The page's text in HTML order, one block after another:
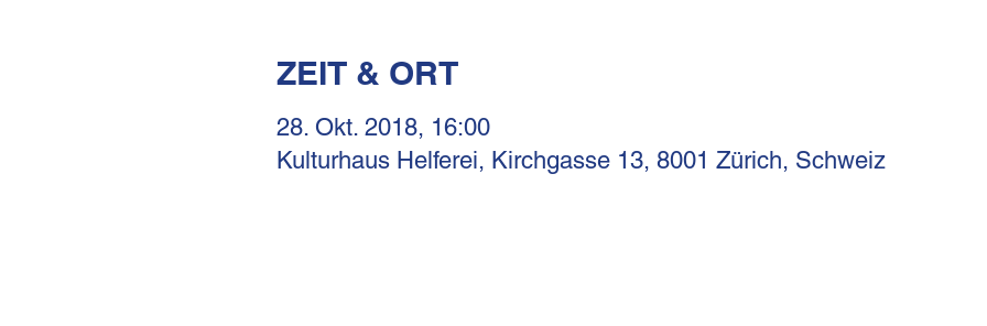
ZEIT & ORT
28. Okt. 2018, 16:00
Kulturhaus Helferei, Kirchgasse 13, 8001 Zürich, Schweiz